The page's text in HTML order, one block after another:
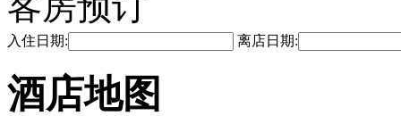
入住日期: 离店日期:
酒店地图